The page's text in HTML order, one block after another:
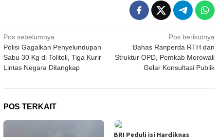
Navigasi
pos
Pos sebelumnya
Polisi Gagalkan Penyelundupan
Sabu 30 Kg di Tolitoli, Tiga Kurir
Lintas Negara Ditangkap
Pos berikutnya
Bahas Ranperda RTH dan
Struktur OPD, Pemkab Morowali
Gelar Konsultasi Publik
POS TERKAIT
BRI Peduli isi Hardiknas